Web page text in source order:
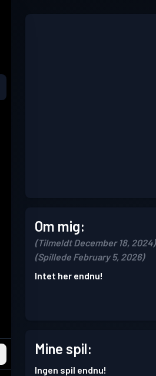
Om mig:
(Tilmeldt December 18, 2024)
(Spillede February 5, 2026)
Intet her endnu!
Mine spil:
Ingen spil endnu!